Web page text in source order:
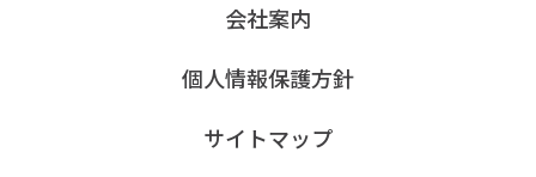
会社案内
個人情報保護方針
サイトマップ